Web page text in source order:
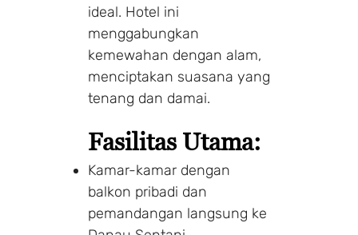
ideal. Hotel ini
menggabungkan
kemewahan dengan alam,
menciptakan suasana yang
tenang dan damai.
Fasilitas Utama:
Kamar-kamar dengan
balkon pribadi dan
pemandangan langsung ke